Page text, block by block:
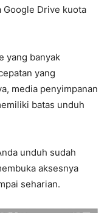
Drive kuota
yang banyak
yang
media penyimpanan
batas unduh
unduh sudah
aksesnya
seharian.